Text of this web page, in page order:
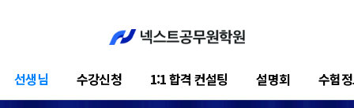
선생님 수강신청 1:1 합격 컨설팅 설명회 수험